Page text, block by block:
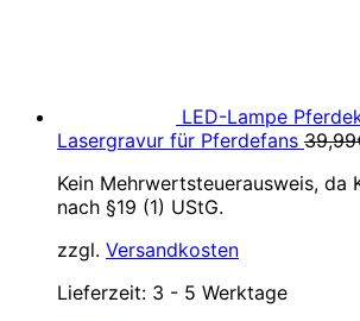
LED-Lampe
Lasergravur für Pferdefans 39,99
Kein Mehrwertsteuerausweis, da
nach §19 (1) UStG.
zzgl. Versandkosten
Lieferzeit: 3 - 5 Werktage